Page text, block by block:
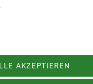
AKZEPTIEREN